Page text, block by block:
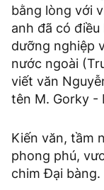
bằng lòng với
anh đã có
dưỡng nghiệp
nước ngoài
viết văn
tên M. Gorky -
Kiến văn, tầm
phong phú,
chim Đại bàng.